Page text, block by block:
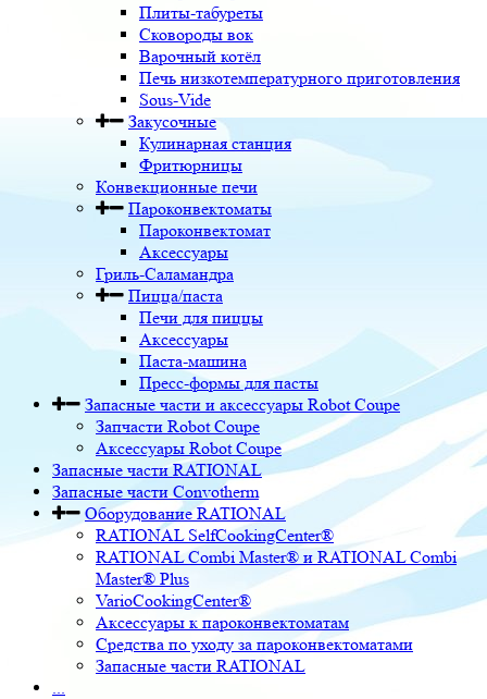
Плиты-табуреты
Сковороды вок
Варочный котёл
Печь низкотемпературного приготовления
Sous-Vide
Закусочные
Кулинарная станция
Фритюрницы
Конвекционные печи
Пароконвектоматы
Пароконвектомат
Аксессуары
Гриль-Саламандра
Пицца/паста
Печи для пиццы
Аксессуары
Паста-машина
Пресс-формы для пасты
Запасные части и аксессуары Robot Coupe
Запчасти Robot Coupe
Аксессуары Robot Coupe
Запасные части RATIONAL
Запасные части Convotherm
Оборудование RATIONAL
RATIONAL SelfCookingCenter®
RATIONAL Combi Master® и RATIONAL Combi
Master® Plus
VarioCookingCenter®
Аксессуары к пароконвектоматам
Средства по уходу за пароконвектоматами
Запасные части RATIONAL
...